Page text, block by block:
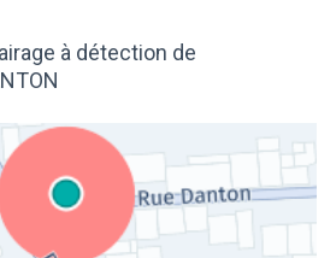
à détection de